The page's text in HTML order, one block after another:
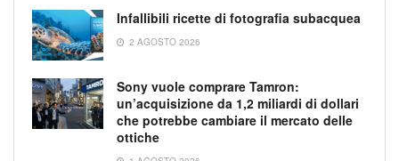
Infallibili ricette di fotografia subacquea
2 AGOSTO 2026
Sony vuole comprare Tamron:
un’acquisizione da 1,2 miliardi di dollari
che potrebbe cambiare il mercato delle
ottiche